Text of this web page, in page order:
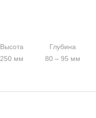
Высота Глубина
250 мм 80 – 95 мм